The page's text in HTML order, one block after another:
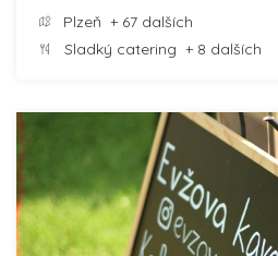
Plzeň + 67 dalších
Sladký catering + 8 dalších